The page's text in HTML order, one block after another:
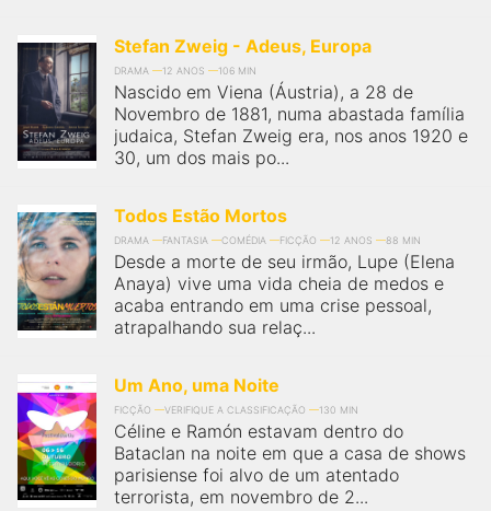
Stefan Zweig - Adeus, Europa
DRAMA 12 ANOS 106 MIN
Nascido em Viena (Áustria), a 28 de
Novembro de 1881, numa abastada família
judaica, Stefan Zweig era, nos anos 1920 e
30, um dos mais po...
Todos Estão Mortos
DRAMA FANTASIA COMÉDIA FICÇÃO 12 ANOS 88 MIN
Desde a morte de seu irmão, Lupe (Elena
Anaya) vive uma vida cheia de medos e
acaba entrando em uma crise pessoal,
atrapalhando sua relaç...
Um Ano, uma Noite
FICÇÃO VERIFIQUE A CLASSIFICAÇÃO 130 MIN
Céline e Ramón estavam dentro do
Bataclan na noite em que a casa de shows
parisiense foi alvo de um atentado
terrorista, em novembro de 2...